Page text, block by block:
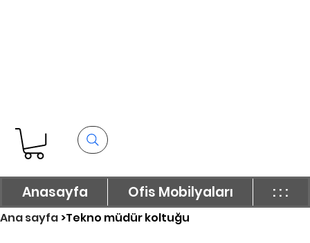
Anasayfa Ofis Mobilyaları : : :
Ana sayfa>Tekno müdür koltuğu